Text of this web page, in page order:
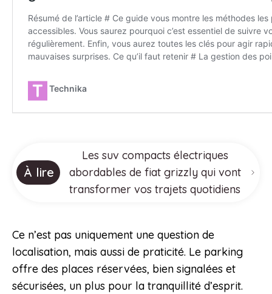
À lire
Les suv compacts électriques
abordables de fiat grizzly qui vont
transformer vos trajets quotidiens
Ce n’est pas uniquement une question de
localisation, mais aussi de praticité. Le parking
offre des places réservées, bien signalées et
sécurisées, un plus pour la tranquillité d’esprit.